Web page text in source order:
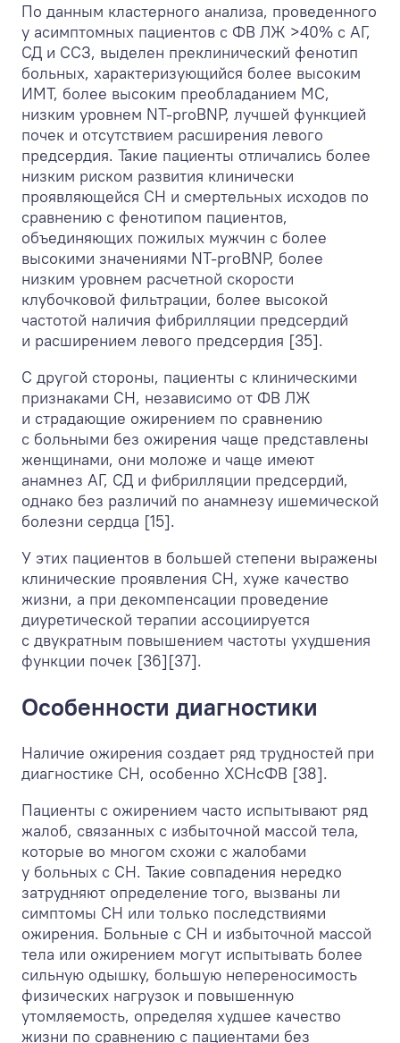
По данным кластерного анализа, проведенного
у асимптомных пациентов с ФВ ЛЖ >40% с АГ,
СД и ССЗ, выделен преклинический фенотип
больных, характеризующийся более высоким
ИМТ, более высоким преобладанием МС,
низким уровнем NT-proBNP, лучшей функцией
почек и отсутствием расширения левого
предсердия. Такие пациенты отличались более
низким риском развития клинически
проявляющейся СН и смертельных исходов по
сравнению с фенотипом пациентов,
объединяющих пожилых мужчин с более
высокими значениями NT-proBNP, более
низким уровнем расчетной скорости
клубочковой фильтрации, более высокой
частотой наличия фибрилляции предсердий
и расширением левого предсердия [35].
С другой стороны, пациенты с клиническими
признаками СН, независимо от ФВ ЛЖ
и страдающие ожирением по сравнению
с больными без ожирения чаще представлены
женщинами, они моложе и чаще имеют
анамнез АГ, СД и фибрилляции предсердий,
однако без различий по анамнезу ишемической
болезни сердца [15].
У этих пациентов в большей степени выражены
клинические проявления СН, хуже качество
жизни, а при декомпенсации проведение
диуретической терапии ассоциируется
с двукратным повышением частоты ухудшения
функции почек [36][37].
Особенности диагностики
Наличие ожирения создает ряд трудностей при
диагностике СН, особенно ХСНсФВ [38].
Пациенты с ожирением часто испытывают ряд
жалоб, связанных с избыточной массой тела,
которые во многом схожи с жалобами
у больных с СН. Такие совпадения нередко
затрудняют определение того, вызваны ли
симптомы СН или только последствиями
ожирения. Больные с СН и избыточной массой
тела или ожирением могут испытывать более
сильную одышку, большую непереносимость
физических нагрузок и повышенную
утомляемость, определяя худшее качество
жизни по сравнению с пациентами без